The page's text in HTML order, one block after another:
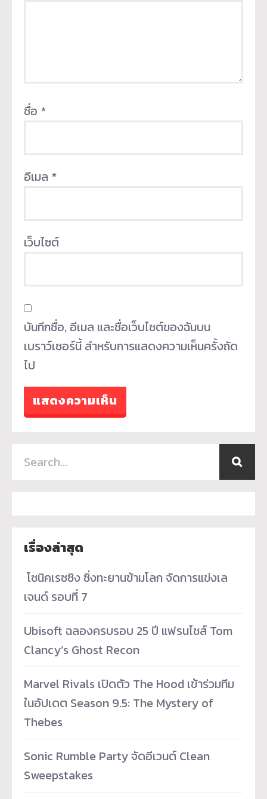
ชื่อ *
อีเมล *
เว็บไซต์
บันทึกชื่อ, อีเมล และชื่อเว็บไซต์ของฉันบน
เบราว์เซอร์นี้ สำหรับการแสดงความเห็นครั้งถัด
ไป
เรื่องล่าสุด
­ โซนิคเรซซิง ซิ่งทะยานข้ามโลก จัดการแข่งเล
เจนด์ รอบที่ 7
Ubisoft ฉลองครบรอบ 25 ปี แฟรนไชส์ Tom
Clancy’s Ghost Recon
Marvel Rivals เปิดตัว The Hood เข้าร่วมทีม
ในอัปเดต Season 9.5: The Mystery of
Thebes
Sonic Rumble Party จัดอีเวนต์ Clean
Sweepstakes